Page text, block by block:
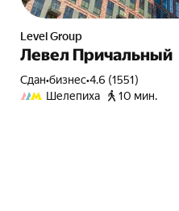
Level Group
Левел Причальный
Сдан•бизнес•4.6 (1551)
Шелепиха
10 мин.